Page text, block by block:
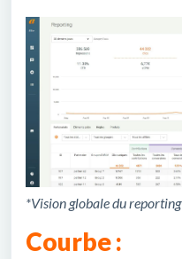
*Vision globale du reporting
Courbe :